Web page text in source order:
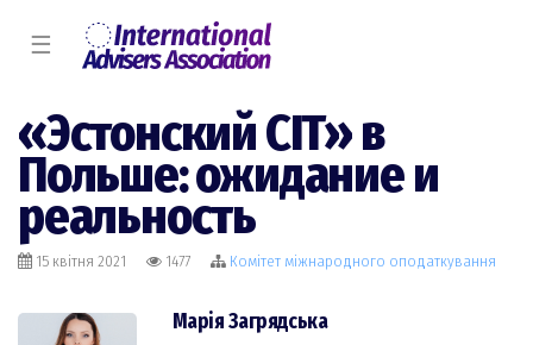
☰
«Эстонский CIT» в
Польше: ожидание и
реальность
15 квітня 2021 1477 Комiтет міжнародного оподаткування
Марія Загрядська